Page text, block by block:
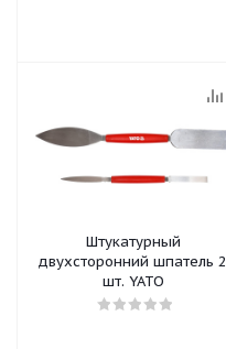
Штукатурный
двухсторонний шпатель 2
шт. YATO